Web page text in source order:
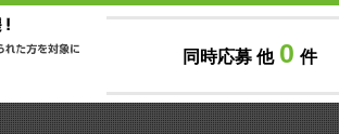
同時応募 他 0 件